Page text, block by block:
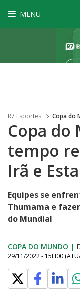
MENU
R7 Esportes Copa do
Copa do
tempo
Irã e
Equipes se
Thumama e
do Mundial
COPA DO MUNDO |
29/11/2022 - 15H00